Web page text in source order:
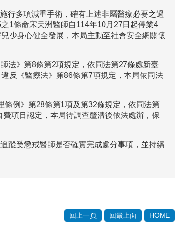
行多項減重手術，確有上述非屬醫療必要之過
1條命宋天洲醫師自114年10月27日起停業4
少身心健全發展，本局主動至社會安全網關懷
法》第8條第2項規定，依同法第27條處新臺
反《醫療法》第86條第7項規定，本局依同法
例》第28條第1項及第32條規定，依同法第
項目認定，本局待調查釐清後依法處辦，保
蹤受懲戒醫師是否確實完成處分事項，並持續
回上一頁 回最上面 HOME